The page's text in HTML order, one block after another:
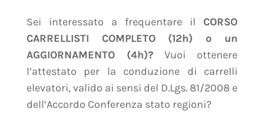
Sei interessato a frequentare il CORSO
CARRELLISTI COMPLETO (12h) o un
AGGIORNAMENTO (4h)?Vuoi ottenere
l’attestato per la conduzione di carrelli
elevatori, valido ai sensi del D.Lgs. 81/2008 e
dell’Accordo Conferenza stato regioni?